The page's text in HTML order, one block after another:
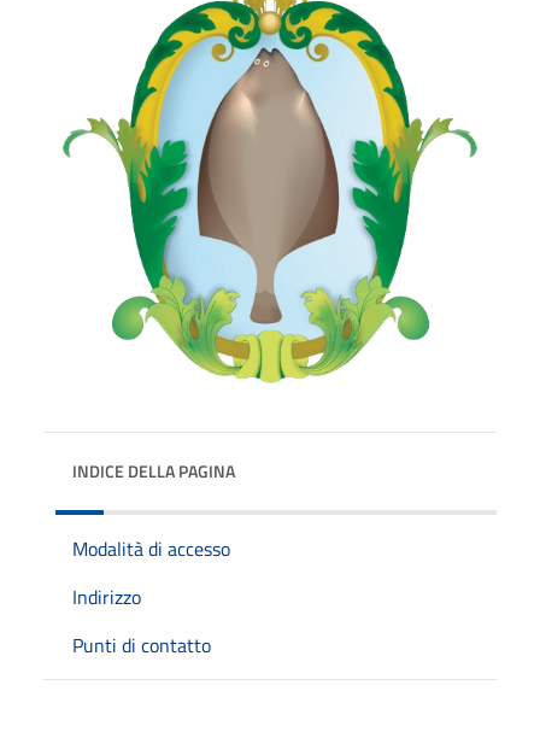
INDICE DELLA PAGINA
Modalità di accesso
Indirizzo
Punti di contatto